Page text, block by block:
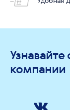
компании